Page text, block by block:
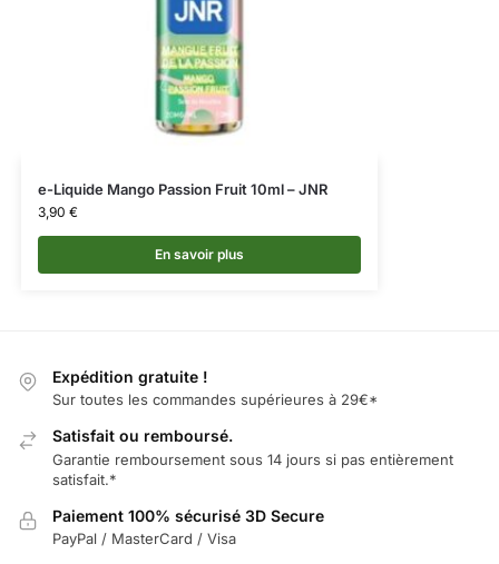
e-Liquide Mango Passion Fruit 10ml – JNR
3,90 €
En savoir plus
Expédition gratuite !
Sur toutes les commandes supérieures à 29€*
Satisfait ou remboursé.
Garantie remboursement sous 14 jours si pas entièrement
satisfait.*
Paiement 100% sécurisé 3D Secure
PayPal / MasterCard / Visa